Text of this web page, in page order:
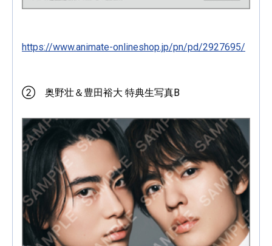
https://www.animate-onlineshop.jp/pn/pd/2927695/
② 奥野壮＆豊田裕大 特典生写真B